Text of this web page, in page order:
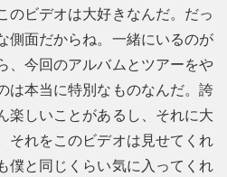
のビデオは大好きなんだ。だっ
側面だからね。一緒にいるのが
、今回のアルバムとツアーをや
は本当に特別なものなんだ。誇
楽しいことがあるし、それに大
それをこのビデオは見せてくれ
僕と同じくらい気に入ってくれ